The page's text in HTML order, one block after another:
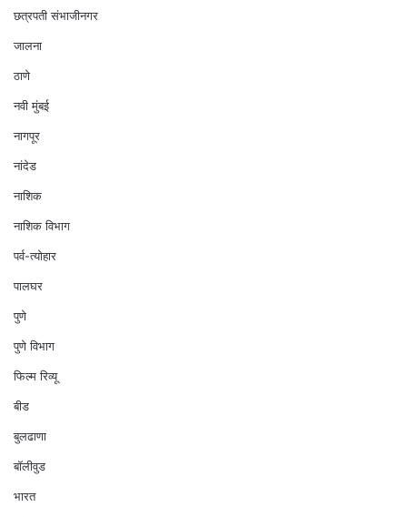
छत्रपती संभाजीनगर
जालना
ठाणे
नवी मुंबई
नागपूर
नांदेड
नाशिक
नाशिक विभाग
पर्व-त्योहार
पालघर
पुणे
पुणे विभाग
फिल्म रिव्यू
बीड
बुलढाणा
बॉलीवुड
भारत